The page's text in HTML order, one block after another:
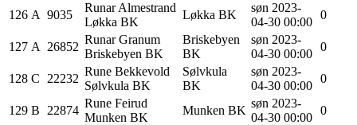
126 A 9035
Runar Almestrand
Løkka BK
Løkka BK
søn 2023-
04-30 00:00
0
127 A 26852
Runar Granum
Briskebyen BK
Briskebyen
BK
søn 2023-
04-30 00:00
0
128 C 22232
Rune Bekkevold
Sølvkula BK
Sølvkula
BK
søn 2023-
04-30 00:00
0
129 B 22874
Rune Feirud
Munken BK
Munken BK
søn 2023-
04-30 00:00
0